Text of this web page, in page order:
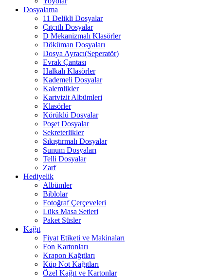
Dosyalama
11 Delikli Dosyalar
Çıtçıtlı Dosyalar
D Mekanizmalı Klasörler
Döküman Dosyaları
Dosya Ayracı(Seperatör)
Evrak Çantası
Halkalı Klasörler
Kademeli Dosyalar
Kalemlikler
Kartvizit Albümleri
Klasörler
Körüklü Dosyalar
Poşet Dosyalar
Sekreterlikler
Sıkıştırmalı Dosyalar
Sunum Dosyaları
Telli Dosyalar
Zarf
Hediyelik
Albümler
Biblolar
Fotoğraf Çerçeveleri
Lüks Masa Setleri
Paket Süsler
Kağıt
Fiyat Etiketi ve Makinaları
Fon Kartonları
Krapon Kağıtları
Küp Not Kağıtları
Özel Kağıt ve Kartonlar